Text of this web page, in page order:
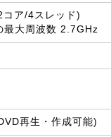
ア/4スレッド)
最大周波数 2.7GHz
再生・作成可能)